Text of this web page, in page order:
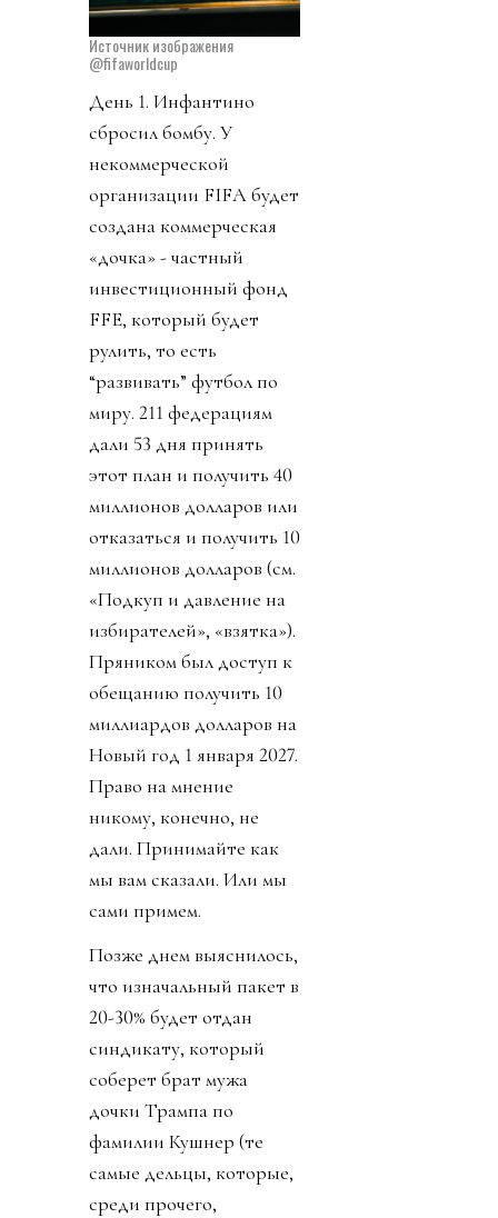
Источник изображения
@fifaworldcup
День 1. Инфантино
сбросил бомбу. У
некоммерческой
организации FIFA будет
создана коммерческая
«дочка» - частный
инвестиционный фонд
FFE, который будет
рулить, то есть
“развивать” футбол по
миру. 211 федерациям
дали 53 дня принять
этот план и получить 40
миллионов долларов или
отказаться и получить 10
миллионов долларов (см.
«Подкуп и давление на
избирателей», «взятка»).
Пряником был доступ к
обещанию получить 10
миллиардов долларов на
Новый год 1 января 2027.
Право на мнение
никому, конечно, не
дали. Принимайте как
мы вам сказали. Или мы
сами примем.
Позже днем выяснилось,
что изначальный пакет в
20-30% будет отдан
синдикату, который
соберет брат мужа
дочки Трампа по
фамилии Кушнер (те
самые дельцы, которые,
среди прочего,